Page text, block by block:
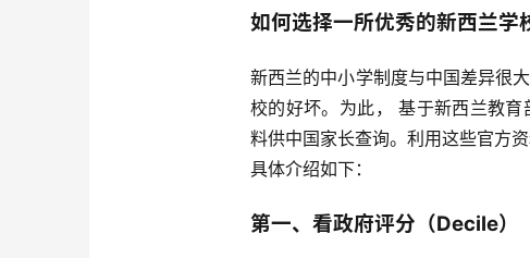
如何选择一所优秀的新西兰学
新西兰的中小学制度与中国差异很
校的好坏。为此， 基于新西兰教
料供中国家长查询。利用这些官方
具体介绍如下：
第一、看政府评分（Decile）